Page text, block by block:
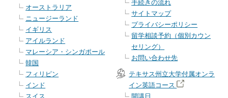
オーストラリア
ニュージーランド
イギリス
アイルランド
マレーシア・シンガポール
韓国
フィリピン
インド
スイス
手続きの流れ
サイトマップ
プライバシーポリシー
留学相談予約（個別カウン
セリング）
お問い合わせ先
テキサス州立大学付属オンラ
イン英語コース
開講日